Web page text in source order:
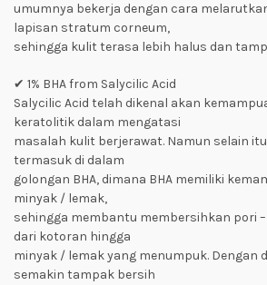
umumnya bekerja dengan cara
lapisan stratum corneum,
sehingga kulit terasa lebih halus dan
✔ 1% BHA from Salycilic Acid
Salycilic Acid telah dikenal akan
keratolitik dalam mengatasi
masalah kulit berjerawat. Namun selain
termasuk di dalam
golongan BHA, dimana BHA memiliki
minyak / lemak,
sehingga membantu membersihkan pori
dari kotoran hingga
minyak / lemak yang menumpuk. Dengan
semakin tampak bersih